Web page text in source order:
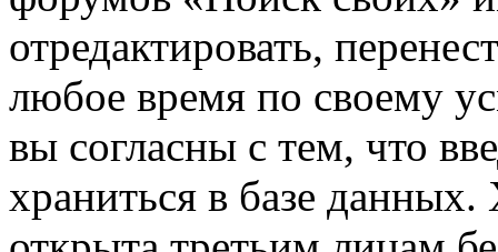
отредактировать,
любое время по своему
вы согласны с тем, что
храниться в базе